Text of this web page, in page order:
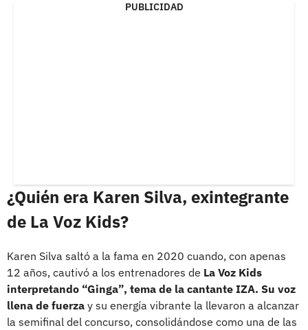
PUBLICIDAD
¿Quién era Karen Silva, exintegrante
de La Voz Kids?
Karen Silva saltó a la fama en 2020 cuando, con apenas
12 años, cautivó a los entrenadores de La Voz Kids
interpretando “Ginga”, tema de la cantante IZA. Su voz
llena de fuerza y su energía vibrante la llevaron a alcanzar
la semifinal del concurso, consolidándose como una de las